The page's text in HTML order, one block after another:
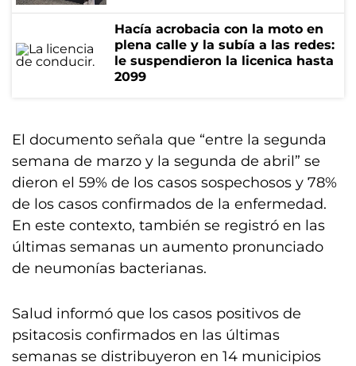
Hacía acrobacia con la moto en
plena calle y la subía a las redes:
le suspendieron la licenica hasta
2099
El documento señala que “entre la segunda
semana de marzo y la segunda de abril” se
dieron el 59% de los casos sospechosos y 78%
de los casos confirmados de la enfermedad.
En este contexto, también se registró en las
últimas semanas un aumento pronunciado
de neumonías bacterianas.
Salud informó que los casos positivos de
psitacosis confirmados en las últimas
semanas se distribuyeron en 14 municipios